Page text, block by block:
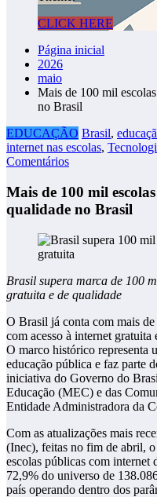
CLICK HERE
Página inicial
2026
maio
Mais de 100 mil
no Brasil
EDUCAÇÃO Brasil,
internet nas escolas,
Comentários
Mais de 100 mil
qualidade no Brasil
Brasil supera marca de 100
gratuita e de qualidade
O Brasil já conta com mais
com acesso à internet
O marco histórico representa
educação pública e faz parte
iniciativa do Governo do
Educação (MEC) e das
Entidade Administradora da
Com as atualizações mais
(Inec), feitas no fim de abril,
escolas públicas com internet
72,9% do universo de
país operando dentro dos